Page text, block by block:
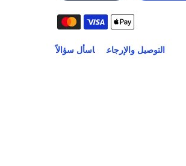
التوصيل والإرجاع اسأل سؤالاً